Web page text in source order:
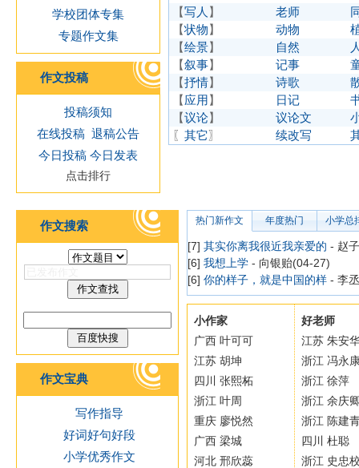
学校团体专集
专题作文集
作文投稿
投稿须知
在线投稿 退稿公告
今日投稿 今日发表
点击排行
【写人 】 老师
【状物】 动物
【绘景】 自然
【叙事】 记事
【抒情】 诗歌
【应用】 日记
【议论】 议论文
〖 其它〗 续改写
作文搜索
作文宝典
写作指导
好词好句好段
小学优秀作文
热门新作文 年度热门 小学总
[7] 其实你离我很近我亲爱的 - 赵
[6] 我想上学 - 向银贻(04-27)
[6] 你的样子，就是中国的样 - 李
小作家
广西 叶可可
江苏 胡坤
四川 张熙柘
浙江 叶周
重庆 廖悦然
广西 梁城
河北 邢欣蕊
好老师
江苏 朱安
浙江 冯永
浙江 徐萍
浙江 余庆
浙江 陈建
四川 杜聪
浙江 史忠